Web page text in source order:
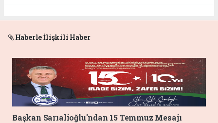
Haberle İlişkili Haber
Başkan Sarıalioğlu'ndan 15 Temmuz Mesajı